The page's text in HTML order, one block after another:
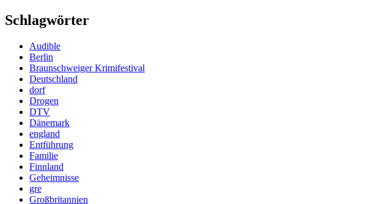
Schlagwörter
Audible
Berlin
Braunschweiger Krimifestival
Deutschland
dorf
Drogen
DTV
Dänemark
england
Entführung
Familie
Finnland
Geheimnisse
gre
Großbritannien